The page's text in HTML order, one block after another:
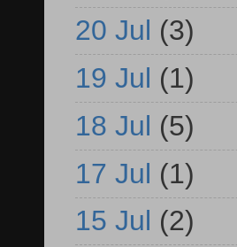
20 Jul (3)
19 Jul (1)
18 Jul (5)
17 Jul (1)
15 Jul (2)